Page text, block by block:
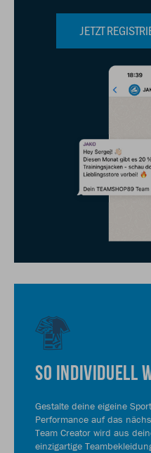
JETZT
SO INDIVIDUELL
Gestalte deine eigeine
Performance auf das
Team Creator wird aus
einzigartige